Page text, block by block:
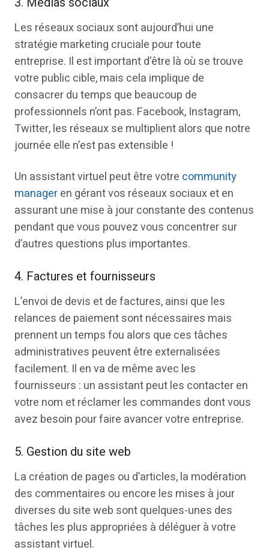
Les réseaux sociaux sont aujourd’hui une
stratégie marketing cruciale pour toute
entreprise. Il est important d’être là où se trouve
votre public cible, mais cela implique de
consacrer du temps que beaucoup de
professionnels n’ont pas. Facebook, Instagram,
Twitter, les réseaux se multiplient alors que notre
journée elle n’est pas extensible !
Un assistant virtuel peut être votre community
manageren gérant vos réseaux sociaux et en
assurant une mise à jour constante des contenus
pendant que vous pouvez vous concentrer sur
d’autres questions plus importantes.
4. Factures et fournisseurs
L’envoi de devis et de factures, ainsi que les
relances de paiement sont nécessaires mais
prennent un temps fou alors que ces tâches
administratives peuvent être externalisées
facilement. Il en va de même avec les
fournisseurs : un assistant peut les contacter en
votre nom et réclamer les commandes dont vous
avez besoin pour faire avancer votre entreprise.
5. Gestion du site web
La création de pages ou d’articles, la modération
des commentaires ou encore les mises à jour
diverses du site web sont quelques-unes des
tâches les plus appropriées à déléguer à votre
assistant virtuel.